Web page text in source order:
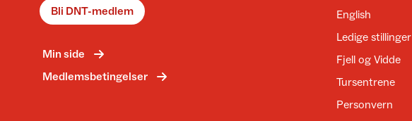
Bli DNT-medlem
Min side
Medlemsbetingelser
English
Ledige stillinger
Fjell og Vidde
Tursentrene
Personvern